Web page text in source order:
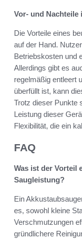
Vor- und Nachteile
Die Vorteile eines
auf der Hand.
Betriebskosten und
Allerdings gibt es
regelmäßig entleert
überfüllt ist, kann
Trotz dieser Punkte
Leistung dieser
Flexibilität, die ein
FAQ
Was ist der Vorteil
Saugleistung?
Ein
es, sowohl kleine
Verschmutzungen
gründlichere